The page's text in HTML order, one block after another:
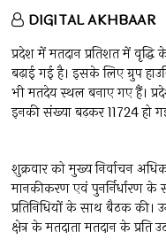
DIGITAL AKHBAAR
प्रदेश में मतदान प्रतिशत में
बढ़ाई गई है। इसके लिए ग्रुप
भी मतदेय स्थल बनाए गए हैं।
इनकी संख्या बढ़कर 11724 हो
शुक्रवार को मुख्य निर्वाचन
मानकीकरण एवं पुनर्निर्धारण के
प्रतिनिधियों के साथ बैठक की।
क्षेत्र के मतदाता मतदान के प्रति